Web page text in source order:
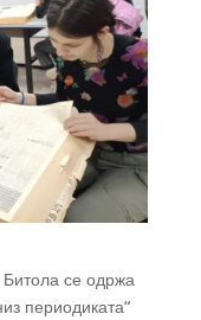
се одржа
периодиката“